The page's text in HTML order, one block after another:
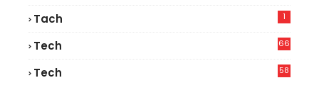
Tach 1
Tech
66
Tech
58